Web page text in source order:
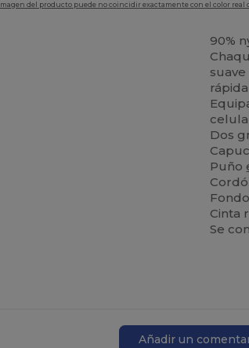
del producto puede no coincidir exactamente con el color real
90%
Dos
Puño
Cinta
Se
Añadir un